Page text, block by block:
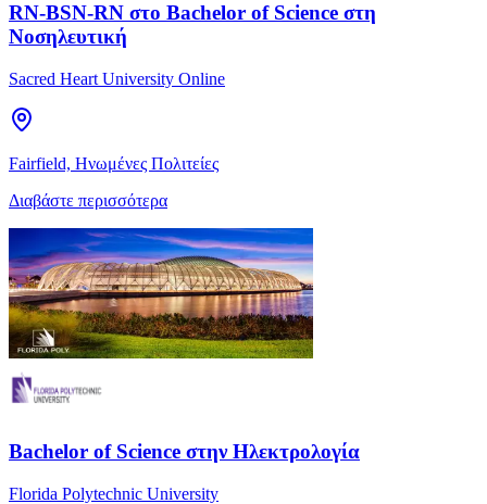
RN-BSN-RN στο Bachelor of Science στη
Νοσηλευτική
Sacred Heart University Online
Fairfield, Ηνωμένες Πολιτείες
Διαβάστε περισσότερα
Bachelor of Science στην Ηλεκτρολογία
Florida Polytechnic University